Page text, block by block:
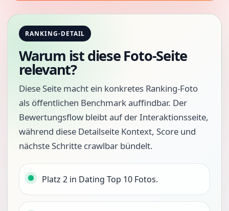
RANKING-DETAIL
Warum ist diese Foto-Seite
relevant?
Diese Seite macht ein konkretes Ranking-Foto
als öffentlichen Benchmark auffindbar. Der
Bewertungsflow bleibt auf der Interaktionsseite,
während diese Detailseite Kontext, Score und
nächste Schritte crawlbar bündelt.
Platz 2 in Dating Top 10 Fotos.